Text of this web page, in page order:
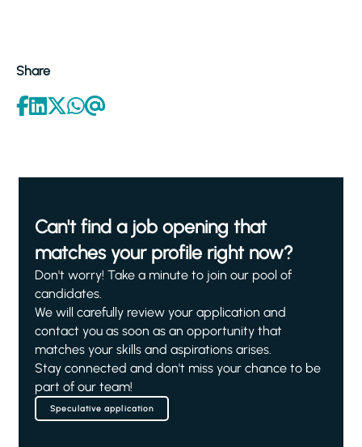
Share
Can't find a job opening that
matches your profile right now?
Don't worry! Take a minute to join our pool of
candidates.
We will carefully review your application and
contact you as soon as an opportunity that
matches your skills and aspirations arises.
Stay connected and don't miss your chance to be
part of our team!
Speculative application